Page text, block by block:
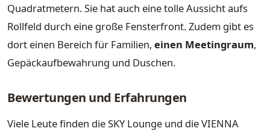
Quadratmetern. Sie hat auch eine tolle Aussicht aufs
Rollfeld durch eine große Fensterfront. Zudem gibt es
dort einen Bereich für Familien, einen Meetingraum,
Gepäckaufbewahrung und Duschen.
Bewertungen und Erfahrungen
Viele Leute finden die SKY Lounge und die VIENNA